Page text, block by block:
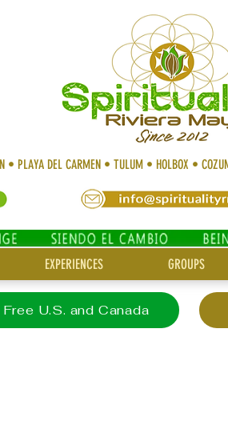
• PLAYA DEL CARMEN • TULUM • HOLBOX •
EXPERIENCES GROUPS
U.S. and Canada